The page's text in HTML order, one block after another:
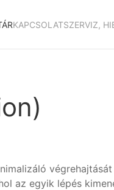
KAPCSOLATSZERVIZ,
végrehajtását
az egyik lépés